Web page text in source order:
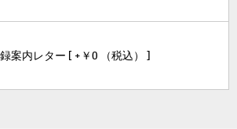
案内レター [ +￥0 （税込） ]